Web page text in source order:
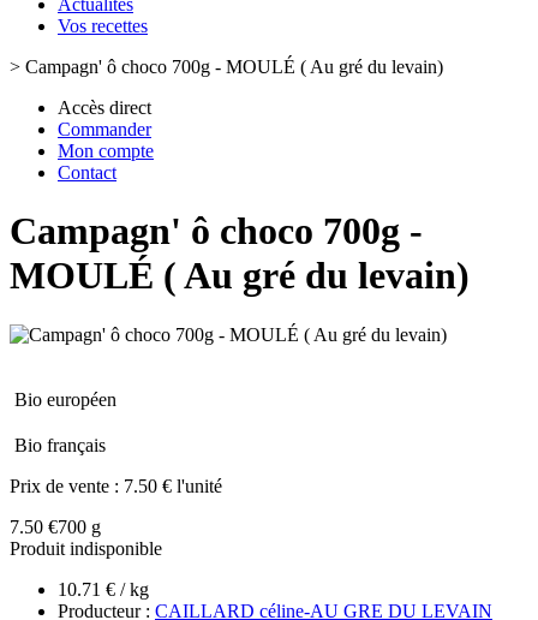
Actualités
Vos recettes
> Campagn' ô choco 700g - MOULÉ ( Au gré du levain)
Accès direct
Commander
Mon compte
Contact
Campagn' ô choco 700g -
MOULÉ ( Au gré du levain)
Bio européen
Bio français
Prix de vente : 7.50 € l'unité
7.50 €700 g
Produit indisponible
10.71 € / kg
Producteur : CAILLARD céline-AU GRE DU LEVAIN